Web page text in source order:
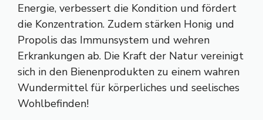
Energie, verbessert die Kondition und fördert
die Konzentration. Zudem stärken Honig und
Propolis das Immunsystem und wehren
Erkrankungen ab. Die Kraft der Natur vereinigt
sich in den Bienenprodukten zu einem wahren
Wundermittel für körperliches und seelisches
Wohlbefinden!